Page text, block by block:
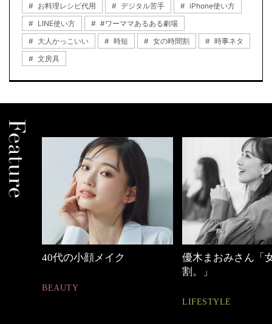
お料理レシピ代用
デジタル苦手
iPhone使い方
LINE使い方
#ワーママあるある劇場
大人かっこいい
時短 女の時間割
時事ネタ
文房具
優木まおみさん「女の時間
【ワーママのきれ
ュアル通勤】
FASHION